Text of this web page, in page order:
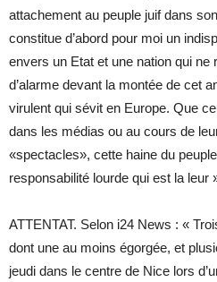
attachement au peuple juif dans
constitue d’abord pour moi un
envers un Etat et une nation qui ne
d’alarme devant la montée de cet
virulent qui sévit en Europe. Que
dans les médias ou au cours de
«spectacles», cette haine du
responsabilité lourde qui est la leur
ATTENTAT. Selon i24 News : «
dont une au moins égorgée, et
jeudi dans le centre de Nice lors